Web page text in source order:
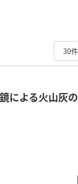
による火山灰